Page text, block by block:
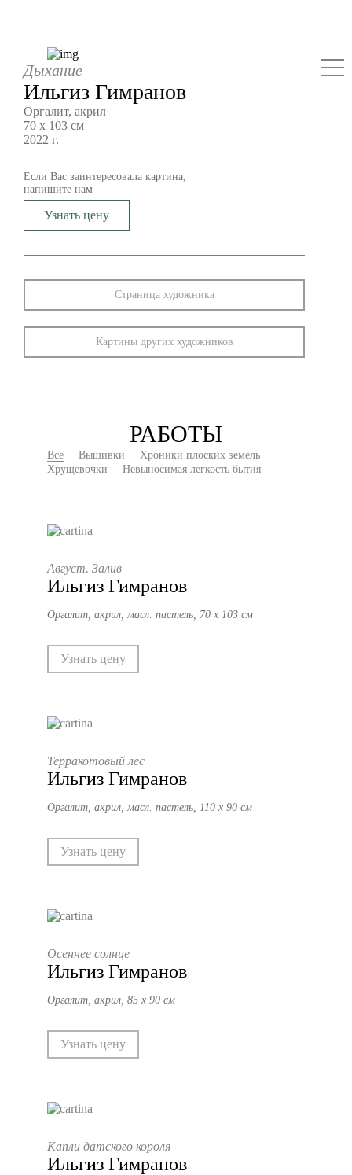
Дыхание
Ильгиз Гимранов
Оргалит, акрил
70 х 103 см
2022 г.
Если Вас заинтересовала картина,
напишите нам
Узнать цену
Страница художника
Картины других художников
РАБОТЫ
Все Вышивки
Хроники плоских земель
Хрущевочки
Невыносимая легкость бытия
Август. Залив
Ильгиз Гимранов
Оргалит, акрил, масл. пастель, 70 х 103 см
Узнать цену
Терракотовый лес
Ильгиз Гимранов
Оргалит, акрил, масл. пастель, 110 х 90 см
Узнать цену
Осеннее солнце
Ильгиз Гимранов
Оргалит, акрил, 85 х 90 см
Узнать цену
Капли датского короля
Ильгиз Гимранов